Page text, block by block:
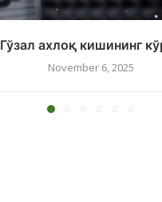
Гўзал ахлоқ кишининг
November 6, 2025